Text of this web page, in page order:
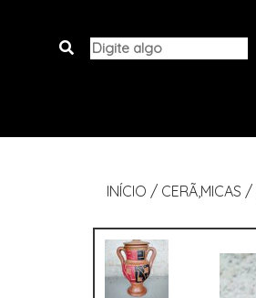
INÍCIO / CERÃ‚MICAS /